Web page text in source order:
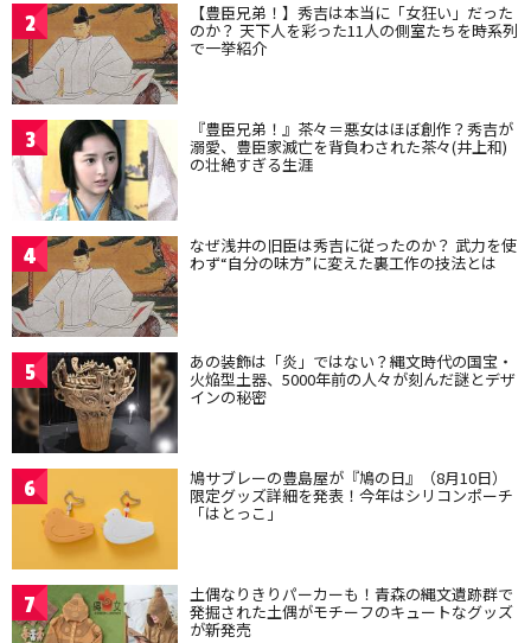
2 【豊臣兄弟！】秀吉は本当に「女狂い」だった
のか？ 天下人を彩った11人の側室たちを時系列
で一挙紹介
3 『豊臣兄弟！』茶々＝悪女はほぼ創作？秀吉が
溺愛、豊臣家滅亡を背負わされた茶々(井上和)
の壮絶すぎる生涯
4 なぜ浅井の旧臣は秀吉に従ったのか？ 武力を使
わず“自分の味方”に変えた裏工作の技法とは
5 あの装飾は「炎」ではない？縄文時代の国宝・
火焔型土器、5000年前の人々が刻んだ謎とデザ
インの秘密
6 鳩サブレーの豊島屋が『鳩の日』（8月10日）
限定グッズ詳細を発表！今年はシリコンポーチ
「はとっこ」
7 土偶なりきりパーカーも！青森の縄文遺跡群で
発掘された土偶がモチーフのキュートなグッズ
が新発売